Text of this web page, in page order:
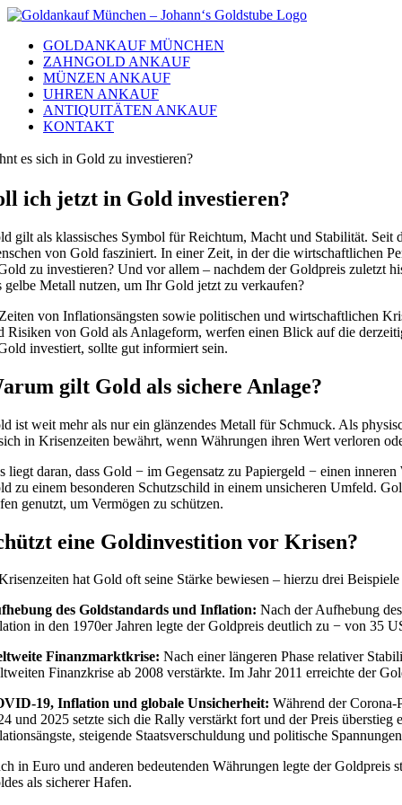
Skip
contentGOLDANKAUF MÜNCHEN
ZAHNGOLD ANKAUF
MÜNZEN ANKAUF
UHREN ANKAUF
ANTIQUITÄTEN ANKAUF
KONTAKT
es sich in Gold zu investieren?
ich jetzt in Gold investieren?
gilt als klassisches Symbol für Reichtum, Macht und Stabilität.
von Gold fasziniert. In einer Zeit, in der die wirtschaftlichen
zu investieren? Und vor allem – nachdem der Goldpreis zuletzt
gelbe Metall nutzen, um Ihr Gold jetzt zu verkaufen?
von Inflationsängsten sowie politischen und wirtschaftlichen
Risiken von Gold als Anlageform, werfen einen Blick auf die
investiert, sollte gut informiert sein.
gilt Gold als sichere Anlage?
ist weit mehr als nur ein glänzendes Metall für Schmuck. Als
in Krisenzeiten bewährt, wenn Währungen ihren Wert verloren
liegt daran, dass Gold − im Gegensatz zu Papiergeld − einen
zu einem besonderen Schutzschild in einem unsicheren Umfeld.
genutzt, um Vermögen zu schützen.
eine Goldinvestition vor Krisen?
hat Gold oft seine Stärke bewiesen – hierzu drei Beispiele
des Goldstandards und Inflation: Nach der Aufhebung
in den 1970er Jahren legte der Goldpreis deutlich zu − von 35
Finanzmarktkrise: Nach einer längeren Phase relativer
Finanzkrise ab 2008 verstärkte. Im Jahr 2011 erreichte der
19, Inflation und globale Unsicherheit: Während der Corona-
und 2025 setzte sich die Rally verstärkt fort und der Preis
steigende Staatsverschuldung und politische
in Euro und anderen bedeutenden Währungen legte der
als sicherer Hafen.